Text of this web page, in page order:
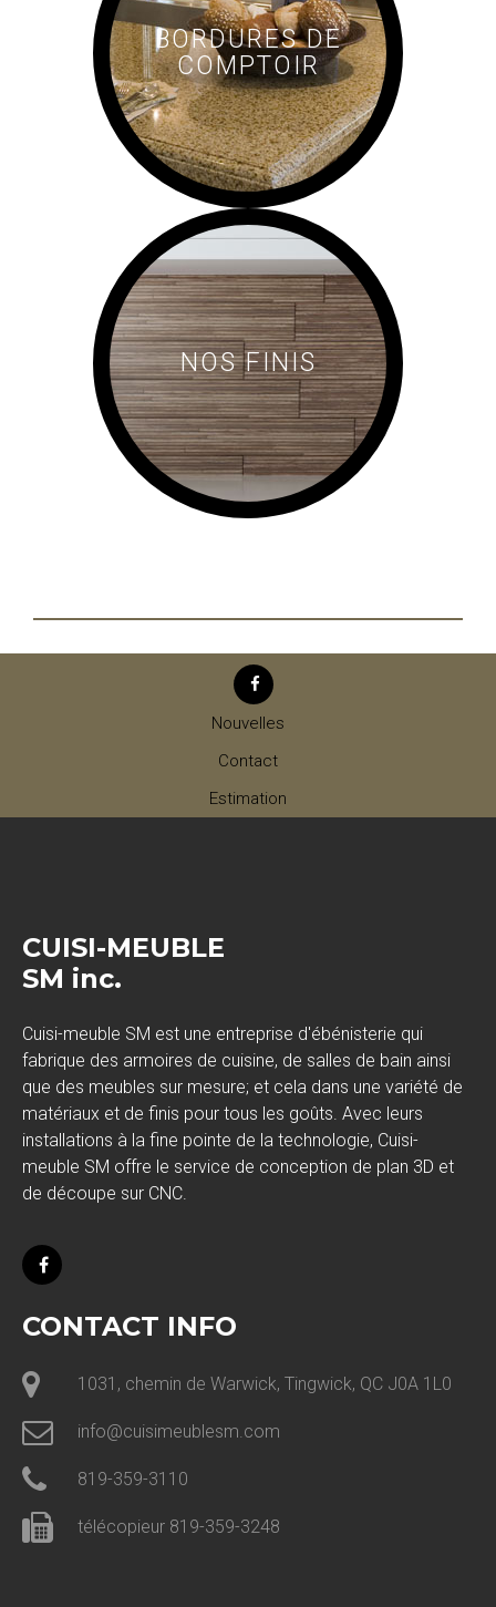
BORDURES DE
COMPTOIR
NOS FINIS
Nouvelles
Contact
Estimation
CUISI-MEUBLE
SM inc.
Cuisi-meuble SM est une entreprise d'ébénisterie qui
fabrique des armoires de cuisine, de salles de bain ainsi
que des meubles sur mesure; et cela dans une variété de
matériaux et de finis pour tous les goûts. Avec leurs
installations à la fine pointe de la technologie, Cuisi-
meuble SM offre le service de conception de plan 3D et
de découpe sur CNC.
CONTACT INFO
1031, chemin de Warwick, Tingwick, QC J0A 1L0
info@cuisimeublesm.com
819-359-3110
télécopieur 819-359-3248